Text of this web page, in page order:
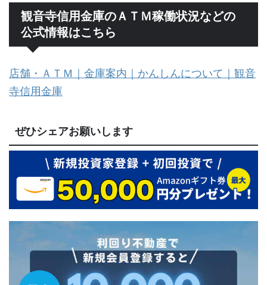
観音寺信用金庫のＡＴＭ稼働状況などの
公式情報はこちら
店舗・ＡＴＭ｜金庫案内｜かんしんについて｜観音
寺信用金庫
ぜひシェアお願いします